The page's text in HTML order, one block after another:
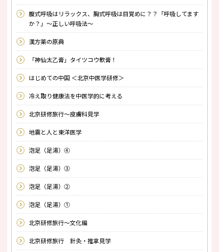
腹式呼吸はリラックス、胸式呼吸は目覚めに？？「呼吸してます
か？」～正しい呼吸法～
漢方薬の原典
「神仙太乙膏」タイツコウ軟膏！
はじめての中国 ＜北京中医学研修＞
冷え取り健康法を中医学的に考える
北京研修旅行～皮膚科見学
地震と人と東洋医学
泡足（足湯）④
泡足（足湯）③
泡足（足湯）②
泡足（足湯）①
北京研修旅行～文化編
北京研修旅行 針灸・推拿見学